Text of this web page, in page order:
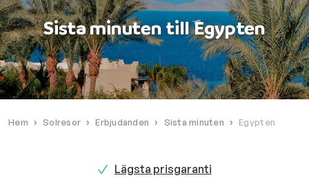
Sista minuten till Egypten
Hem Solresor Erbjudanden Sista minuten Egypten
Lägsta prisgaranti